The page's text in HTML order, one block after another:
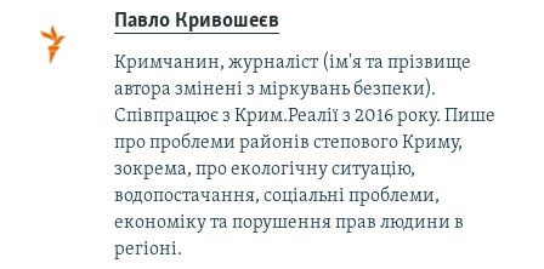
Павло Кривошеєв
Кримчанин, журналіст (ім'я та прізвище
автора змінені з міркувань безпеки).
Співпрацює з Крим.Реалії з 2016 року. Пише
про проблеми районів степового Криму,
зокрема, про екологічну ситуацію,
водопостачання, соціальні проблеми,
економіку та порушення прав людини в
регіоні.